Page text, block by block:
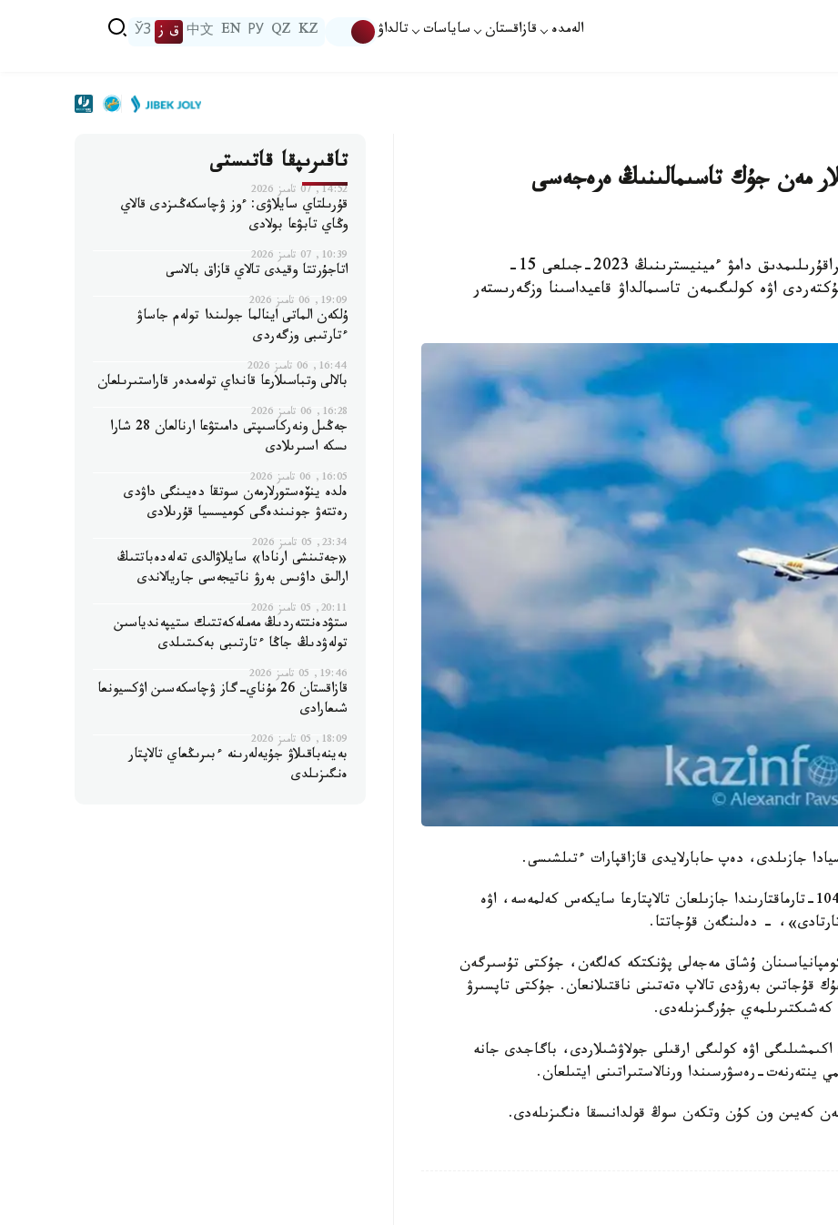
الەمدە قازاقستان ساياسات تالداۋ KZ
QZ
РУ
EN
中文 ق ز ЎЗ
مەن جۇك تاسىمالىنىڭ ەرەجەسى
استانا. قازاقپارات – ق ر يندۋستريا جانە ينفراقۇرىلىمدىق دامۋ ءمينيسترىنىڭ 2023-جىلعى 15-
اۋە كولىگىمەن تاسىمالداۋ قاعيداسىنا وزگەرىستەر
«107. ەگەر جۇك وسى قاعيدالاردىڭ 101 جانە 104-تارماقتارىندا جازىلعان تالاپتارعا سايكەس كەلمەسە، اۋە
- دەلىنگەن قۇجاتتا.
ۇشاق مەجەلى پۋنكتكە كەلگەن، جۇكتى تۇسىرگەن
بەرۋدى تالاپ ەتەتىنى ناقتىلانعان. جۇكتى تاپسىرۋ
تارماعىندا اۋەجاي اكىمشىلىگى اۋە كولىگى ارقىلى جولاۋشىلاردى، باگاجدى جانە
رەسۋرسىندا ورنالاستىراتىنى ايتىلعان.
كەيىن ون كۇن وتكەن سوڭ قولدانىسقا ەنگىزىلەدى.
تاقىرىپقا قاتىستى
14:52, 07 تامىز 2026
قۇرىلتاي سايلاۋى: ءوز ۋچاسكەڭىزدى قالاي
وڭاي تابۋعا بولادى
10:39, 07 تامىز 2026
اتاجۇرتتا وقيدى تالاي قازاق بالاسى
19:09, 06 تامىز 2026
ۇلكەن الماتى اينالما جولىندا تولەم جاساۋ
ءتارتىبى وزگەردى
16:44, 06 تامىز 2026
بالالى وتباسىلارعا قانداي تولەمدەر قاراستىرىلعان
16:28, 06 تامىز 2026
جەڭىل ونەركاسىپتى دامىتۋعا ارنالعان 28 شارا
ىسكە اسىرىلادى
16:05, 06 تامىز 2026
ەلدە ينۆەستورلارمەن سوتقا دەيىنگى داۋدى
رەتتەۋ جونىندەگى كوميسسيا قۇرىلادى
23:34, 05 تامىز 2026
«جەتىنشى ارنادا» سايلاۋالدى تەلەدەباتتىڭ
ارالىق داۋىس بەرۋ ناتيجەسى جاريالاندى
20:11, 05 تامىز 2026
ستۋدەنتتەردىڭ مەملەكەتتىك ستيپەندياسىن
تولەۋدىڭ جاڭا ءتارتىبى بەكىتىلدى
19:46, 05 تامىز 2026
قازاقستان 26 مۇناي-گاز ۋچاسكەسىن اۋكسيونعا
شىعارادى
18:09, 05 تامىز 2026
بەينەباقىلاۋ جۇيەلەرىنە ءبىرىڭعاي تالاپتار
ەنگىزىلدى